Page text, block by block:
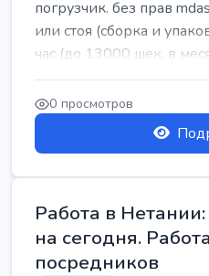
погрузчик. без прав
или стоя (сборка и
час (до 13000 шек. в
0 просмотров
Работа в
на сегодня.
посредников